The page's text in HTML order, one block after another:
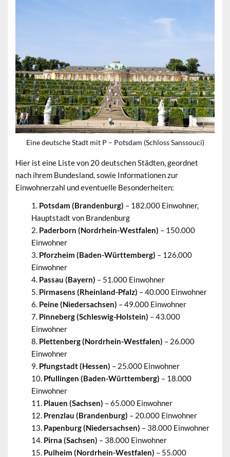
Eine deutsche Stadt mit P – Potsdam (Schloss Sanssouci)
Hier ist eine Liste von 20 deutschen Städten, geordnet
nach ihrem Bundesland, sowie Informationen zur
Einwohnerzahl und eventuelle Besonderheiten:
Potsdam (Brandenburg) – 182.000 Einwohner,
Hauptstadt von Brandenburg
Paderborn (Nordrhein-Westfalen) – 150.000
Einwohner
Pforzheim (Baden-Württemberg) – 126.000
Einwohner
Passau (Bayern) – 51.000 Einwohner
Pirmasens (Rheinland-Pfalz) – 40.000 Einwohner
Peine (Niedersachsen) – 49.000 Einwohner
Pinneberg (Schleswig-Holstein) – 43.000
Einwohner
Plettenberg (Nordrhein-Westfalen) – 26.000
Einwohner
Pfungstadt (Hessen) – 25.000 Einwohner
Pfullingen (Baden-Württemberg) – 18.000
Einwohner
Plauen (Sachsen) – 65.000 Einwohner
Prenzlau (Brandenburg) – 20.000 Einwohner
Papenburg (Niedersachsen) – 38.000 Einwohner
Pirna (Sachsen) – 38.000 Einwohner
Pulheim (Nordrhein-Westfalen) – 55.000